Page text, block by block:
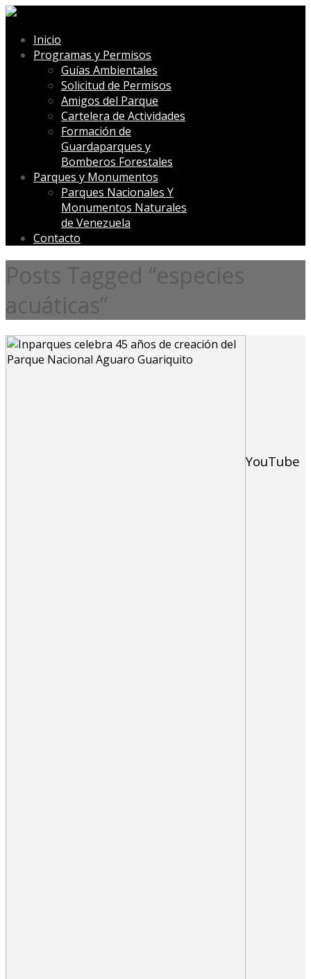
Inicio
Programas y Permisos
Guías Ambientales
Solicitud de Permisos
Amigos del Parque
Cartelera de Actividades
Formación de
Guardaparques y
Bomberos Forestales
Parques y Monumentos
Parques Nacionales Y
Monumentos Naturales
de Venezuela
Contacto
Posts Tagged “especies
acuáticas”
YouTube